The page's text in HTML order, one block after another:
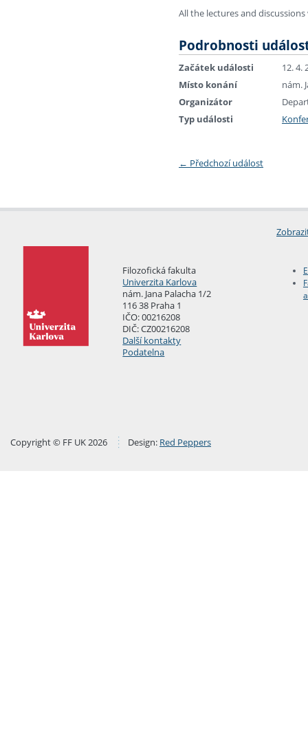
All the lectures and discussions
Podrobnosti
Začátek události
12. 4.
Místo konání
nám.
Organizátor
Typ události
← Předchozí událost
Filozofická fakulta
Univerzita Karlova
nám. Jana Palacha 1/2
116 38 Praha 1
IČO: 00216208
DIČ: CZ00216208
Další kontakty
Podatelna
Copyright © FF UK 2026 Design: Red Peppers